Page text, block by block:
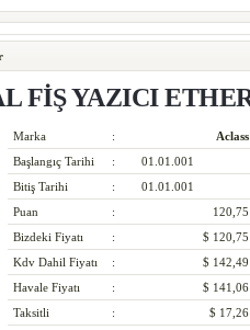
FİŞ YAZICI
Marka :
Aclass
Başlangıç Tarihi
:
01.01.001
Bitiş Tarihi
:
01.01.001
Puan
:
120,75
Bizdeki Fiyatı
: $ 120,75
Kdv Dahil Fiyatı
:
$ 142,49
Havale Fiyatı
: $ 141,06
Taksitli
: $ 17,26